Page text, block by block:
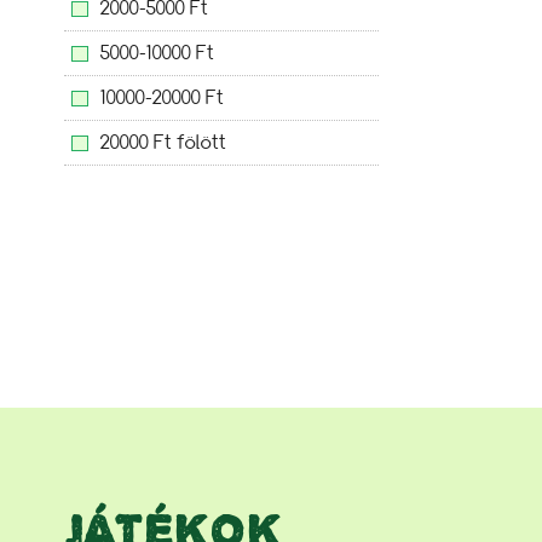
2000-5000 Ft
5000-10000 Ft
10000-20000 Ft
20000 Ft fölött